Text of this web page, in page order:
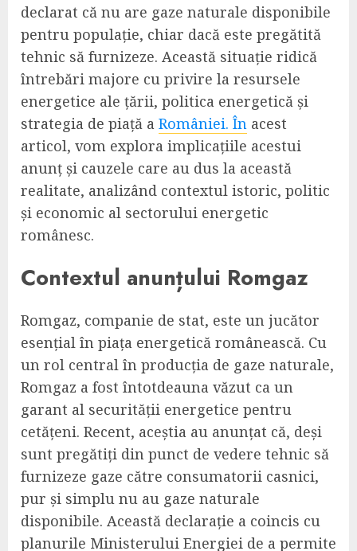
declarat că nu are gaze naturale disponibile
pentru populație, chiar dacă este pregătită
tehnic să furnizeze. Această situație ridică
întrebări majore cu privire la resursele
energetice ale țării, politica energetică și
strategia de piață a României. În acest
articol, vom explora implicațiile acestui
anunț și cauzele care au dus la această
realitate, analizând contextul istoric, politic
și economic al sectorului energetic
românesc.
Contextul anunțului Romgaz
Romgaz, companie de stat, este un jucător
esențial în piața energetică românească. Cu
un rol central în producția de gaze naturale,
Romgaz a fost întotdeauna văzut ca un
garant al securității energetice pentru
cetățeni. Recent, aceștia au anunțat că, deși
sunt pregătiți din punct de vedere tehnic să
furnizeze gaze către consumatorii casnici,
pur și simplu nu au gaze naturale
disponibile. Această declarație a coincis cu
planurile Ministerului Energiei de a permite